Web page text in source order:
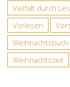
Vielfalt durch
Vorlesen
Weihnachtsbuch
Weihnachtszeit